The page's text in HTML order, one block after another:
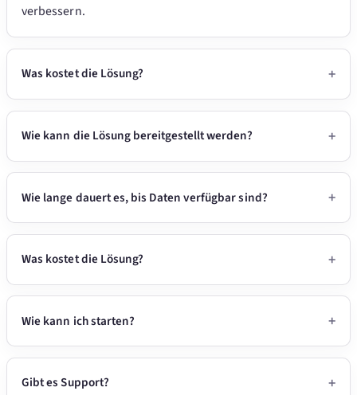
verbessern.
Was kostet die Lösung?
Wie kann die Lösung bereitgestellt werden?
Wie lange dauert es, bis Daten verfügbar sind?
Was kostet die Lösung?
Wie kann ich starten?
Gibt es Support?